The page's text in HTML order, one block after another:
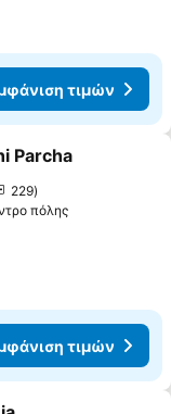
τιμών
αγαπημένα
Parcha
229
πόλης
τιμών